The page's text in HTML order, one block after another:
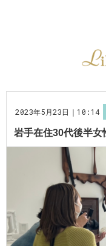
2023年5月23日｜10:14
岩手在住30代後半女